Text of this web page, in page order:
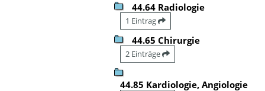
44.64 Radiologie
1 Eintrag
44.65 Chirurgie
2 Einträge
44.85 Kardiologie, Angiologie